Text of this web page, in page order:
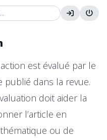
est évalué par le
publié dans la revue.
doit aider la
l’article en
ou de